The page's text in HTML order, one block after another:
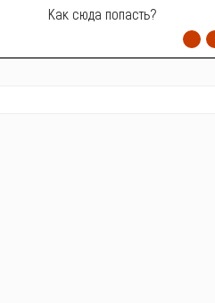
Как сюда попасть?